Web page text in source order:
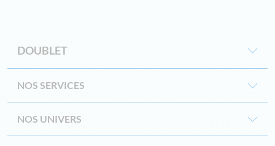
DOUBLET
NOS SERVICES
NOS UNIVERS